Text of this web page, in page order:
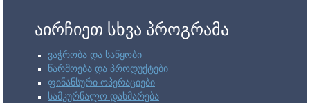
აირჩიეთ სხვა პროგრამა
ვაჭრობა და საწყობი
წარმოება და პროდუქტები
ფინანსური ოპერაციები
სამკურნალო დახმარება